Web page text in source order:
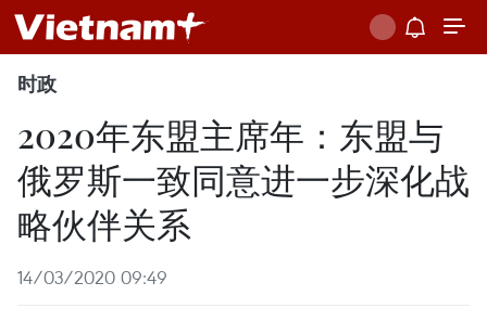
时政
2020年东盟主席年：东盟与
俄罗斯一致同意进一步深化战
略伙伴关系
14/03/2020 09:49